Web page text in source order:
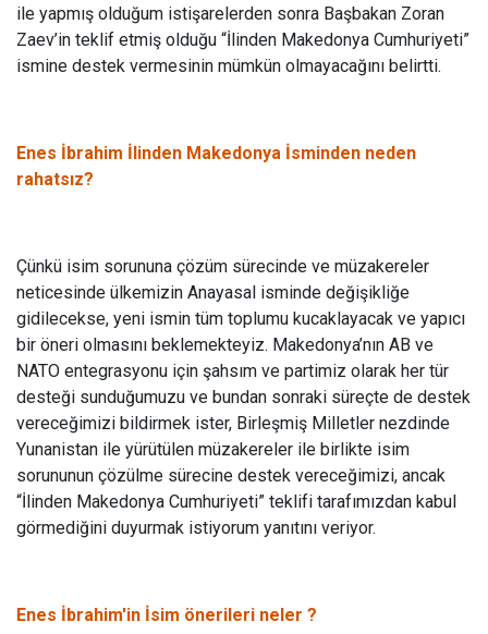
ile yapmış olduğum istişarelerden sonra Başbakan Zoran
Zaev’in teklif etmiş olduğu “İlinden Makedonya Cumhuriyeti”
ismine destek vermesinin mümkün olmayacağını belirtti.
Enes İbrahim İlinden Makedonya İsminden neden
rahatsız?
Çünkü isim sorununa çözüm sürecinde ve müzakereler
neticesinde ülkemizin Anayasal isminde değişikliğe
gidilecekse, yeni ismin tüm toplumu kucaklayacak ve yapıcı
bir öneri olmasını beklemekteyiz. Makedonya’nın AB ve
NATO entegrasyonu için şahsım ve partimiz olarak her tür
desteği sunduğumuzu ve bundan sonraki süreçte de destek
vereceğimizi bildirmek ister, Birleşmiş Milletler nezdinde
Yunanistan ile yürütülen müzakereler ile birlikte isim
sorununun çözülme sürecine destek vereceğimizi, ancak
“İlinden Makedonya Cumhuriyeti” teklifi tarafımızdan kabul
görmediğini duyurmak istiyorum yanıtını veriyor.
Enes İbrahim'in İsim önerileri neler ?